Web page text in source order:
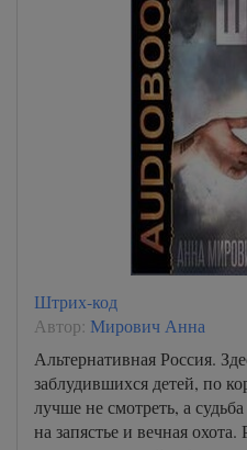
Штрих-код
Автор: Мирович Анна
Альтернативная Россия.
заблудившихся детей, по
лучше не смотреть, а
на запястье и вечная